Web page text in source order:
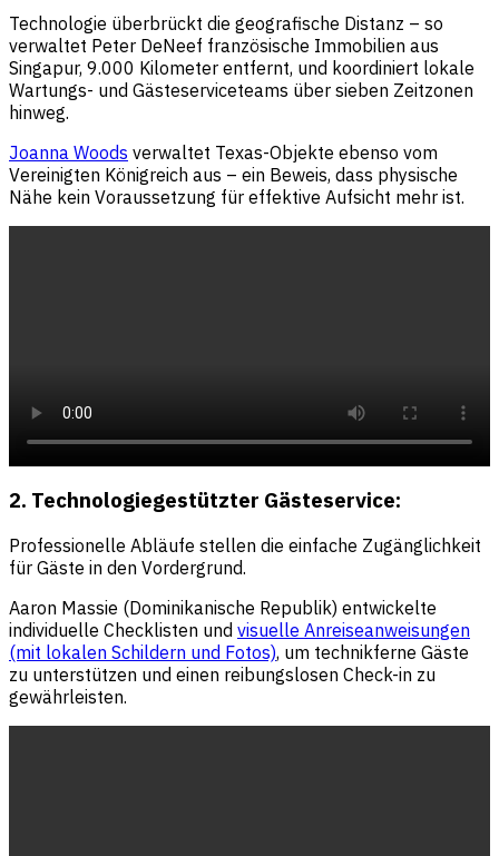
Technologie überbrückt die geografische Distanz – so
verwaltet Peter DeNeef französische Immobilien aus
Singapur, 9.000 Kilometer entfernt, und koordiniert lokale
Wartungs- und Gästeserviceteams über sieben Zeitzonen
hinweg.
Joanna Woods verwaltet Texas-Objekte ebenso vom
Vereinigten Königreich aus – ein Beweis, dass physische
Nähe kein Voraussetzung für effektive Aufsicht mehr ist.
2. Technologiegestützter Gästeservice:
Professionelle Abläufe stellen die einfache Zugänglichkeit
für Gäste in den Vordergrund.
Aaron Massie (Dominikanische Republik) entwickelte
individuelle Checklisten und visuelle Anreiseanweisungen
(mit lokalen Schildern und Fotos), um technikferne Gäste
zu unterstützen und einen reibungslosen Check-in zu
gewährleisten.